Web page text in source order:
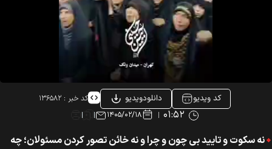
کد ویدیو دانلودویدیو کد خبر : ۱۳۶۵۸۲
۰۱:۵۲ ۱۴۰۵/۰۲/۱۸
نه سکوت و تایید بی چون و چرا و نه خائن تصور کردن مسئولان؛ چه